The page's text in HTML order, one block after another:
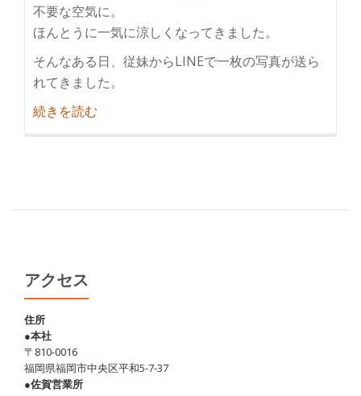
不要な空気に。
ほんとうに一気に涼しくなってきました。
そんなある日、従妹からLINEで一枚の写真が送ら
れてきました。
続きを読む
あ
アクセス
住所
●本社
〒810-0016
福岡県福岡市中央区平和5-7-37
●佐賀営業所